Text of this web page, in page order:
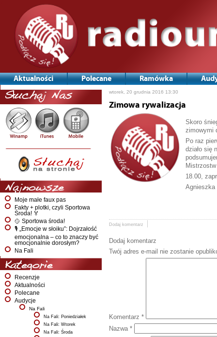
Aktualności Polecane Ramówka
Słuchaj Nas
Najnowsze
Moje małe faux pas
Fakty + plotki, czyli Sportowa
Środa! 🏅
🥎 Sportowa środa!
🎙️ „Emocje w słoiku”: Dojrzałość
emocjonalna – co to znaczy być
emocjonalnie dorosłym?
Na Fali
Kategorie
Recenzje
Aktualności
Polecane
Audycje
Na Fali
Na Fali: Poniedziałek
Na Fali: Wtorek
Na Fali: Środa
wtorek, 20 grudnia 2016 13:30
Zimowa rywalizacja
Skoro
zimowymi
Po raz
działo się
18.00,
Agnieszka
Dodaj komentarz
Dodaj komentarz
Twój adres e-mail nie zostanie
Komentarz *
Nazwa *